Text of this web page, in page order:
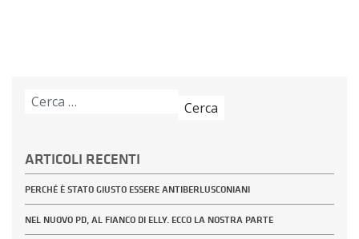
Ricerca
ARTICOLI RECENTI
PERCHÉ È STATO GIUSTO ESSERE ANTIBERLUSCONIANI
NEL NUOVO PD, AL FIANCO DI ELLY. ECCO LA NOSTRA PARTE